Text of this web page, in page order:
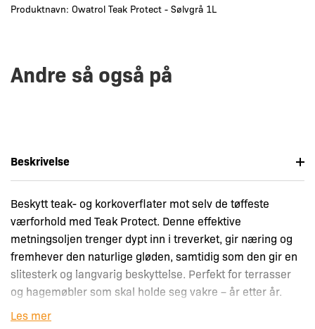
Produktnavn: Owatrol Teak Protect - Sølvgrå 1L
Andre så også på
Beskrivelse
Beskytt teak- og korkoverflater mot selv de tøffeste
værforhold med Teak Protect. Denne effektive
metningsoljen trenger dypt inn i treverket, gir næring og
fremhever den naturlige gløden, samtidig som den gir en
slitesterk og langvarig beskyttelse. Perfekt for terrasser
og hagemøbler som skal holde seg vakre – år etter år.
Enkel å bruke, påføres med pensel eller rulle og tørker på
Les mer